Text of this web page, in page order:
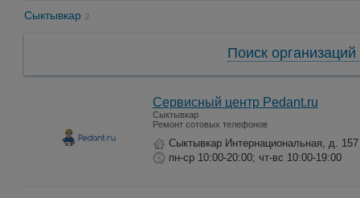
Сыктывкар 2
Поиск организаций
Сервисный центр Pedant.ru
Сыктывкар
Ремонт сотовых телефонов
Сыктывкар Интернациональная, д. 157
пн-ср 10:00-20:00; чт-вс 10:00-19:00